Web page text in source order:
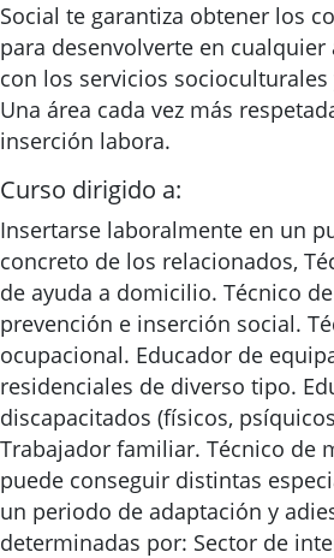
Social te garantiza obtener los
para desenvolverte en
con los servicios
Una área cada vez más
inserción labora.
Curso dirigido a:
Insertarse laboralmente en un
concreto de los relacionados,
de ayuda a domicilio. Técnico
prevención e inserción social.
ocupacional. Educador de
residenciales de diverso tipo.
discapacitados (físicos,
Trabajador familiar. Técnico de
puede conseguir distintas
un periodo de adaptación y
determinadas por: Sector de